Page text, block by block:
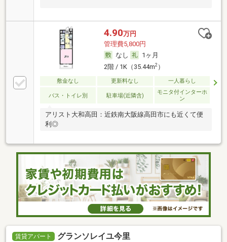
4.90万円
管理費5,800円
なし
1ヶ月
2階 / 1K（35.44m2）
敷金なし 更新料なし 一人暮らし
バス・トイレ別 駐車場(近隣含)
モニタ付インターホ
ン
アリスト大和高田：近鉄南大阪線高田市にも近くて便
利◎
賃貸アパート グランソレイユ今里